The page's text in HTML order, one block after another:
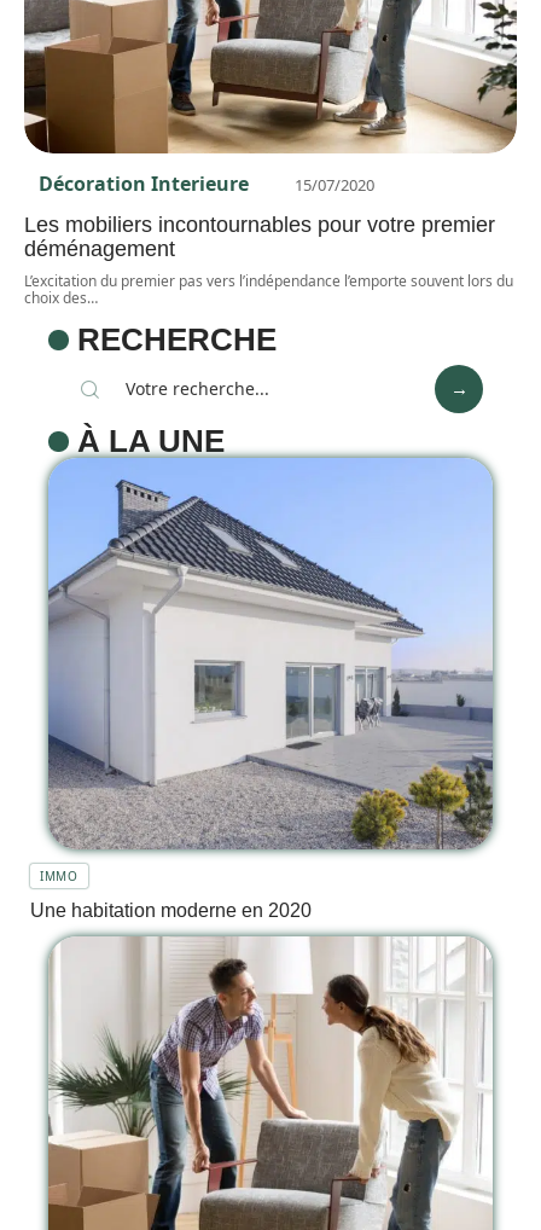
Décoration Interieure 15/07/2020
Les mobiliers incontournables pour votre premier
déménagement
L’excitation du premier pas vers l’indépendance l’emporte souvent lors du
choix des…
RECHERCHE
À LA UNE
IMMO
Une habitation moderne en 2020